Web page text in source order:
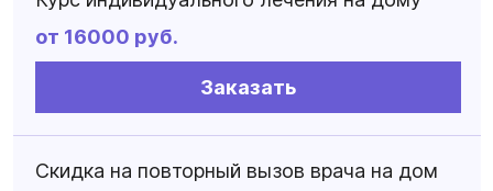
от 16000 руб.
Заказать
Скидка на повторный вызов врача на дом